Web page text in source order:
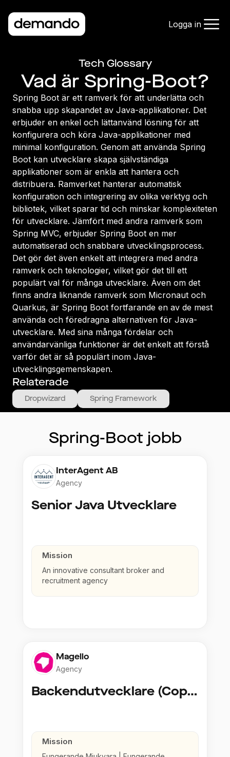
Logga in
Tech Glossary
Vad är Spring-Boot?
Spring Boot är ett ramverk för att underlätta och
snabba upp skapandet av Java-applikationer. Det
erbjuder en enkel och lättanvänd lösning för att
konfigurera och köra Java-applikationer med
minimal konfiguration. Genom att använda Spring
Boot kan utvecklare skapa självständiga
applikationer som är enkla att hantera och
distribuera. Ramverket hanterar automatisk
konfiguration och integrering av olika verktyg och
bibliotek, vilket sparar tid och minskar komplexiteten
för utvecklare. Jämfört med andra ramverk som
Spring MVC, erbjuder Spring Boot en mer
automatiserad och snabbare utvecklingsprocess.
Det gör det även enkelt att integrera med andra
ramverk och teknologier, vilket gör det till ett
populärt val för många utvecklare. Även om det
finns andra liknande ramverk som Micronaut och
Quarkus, är Spring Boot fortfarande en av de mest
använda och föredragna alternativen för Java-
utvecklare. Med sina många fördelar och
användarvänliga funktioner är det enkelt att förstå
varför det är så populärt inom Java-
utvecklingsgemenskapen.
Relaterade
Dropwizard Spring Framework
Spring-Boot jobb
InterAgent AB
Agency
Senior Java Utvecklare
Mission
An innovative consultant broker and
recruitment agency
Magello
Agency
Backendutvecklare (Copy)
Mission